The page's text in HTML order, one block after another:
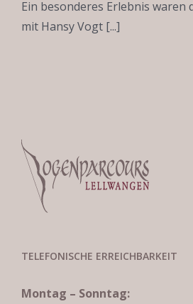
Ein besonderes Erlebnis waren
mit Hansy Vogt [...]
TELEFONISCHE ERREICHBARKEIT
Montag – Sonntag: